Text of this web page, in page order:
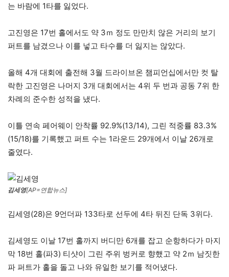
는 바람에 1타를 잃었다.
고진영은 17번 홀에서도 약 3ｍ 정도 만만치 않은 거리의 보기
퍼트를 남겼으나 이를 넣고 타수를 더 잃지는 않았다.
올해 4개 대회에 출전해 3월 드라이브온 챔피언십에서만 컷 탈
락한 고진영은 나머지 3개 대회에서는 4위 두 번과 공동 7위 한
차례의 준수한 성적을 냈다.
이틀 연속 페어웨이 안착률 92.9%(13/14), 그린 적중률 83.3%
(15/18)를 기록했고 퍼트 수는 1라운드 29개에서 이날 26개로
줄였다.
김세영[AP=연합뉴스]
김세영(28)은 9언더파 133타로 선두에 4타 뒤진 단독 3위다.
김세영도 이날 17번 홀까지 버디만 6개를 잡고 순항하다가 마지
막 18번 홀(파3) 티샷이 그린 주위 벙커로 향했고 약 2ｍ 남짓한
파 퍼트가 홀을 돌고 나와 유일한 보기를 적어냈다.